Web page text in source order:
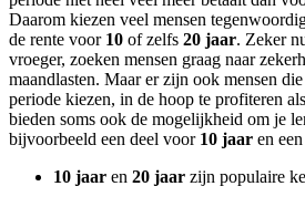
Daarom kiezen veel mensen
de rente voor 10 of zelfs 20 jaar. Zeker
vroeger, zoeken mensen graag naar
maandlasten. Maar er zijn ook mensen
periode kiezen, in de hoop te profiteren
bieden soms ook de mogelijkheid om je
bijvoorbeeld een deel voor 10 jaar en
10 jaar en 20 jaar zijn populaire